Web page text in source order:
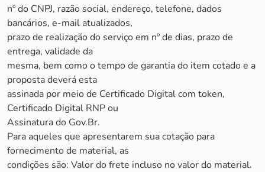
nº do CNPJ, razão social, endereço, telefone, dados
bancários, e-mail atualizados,
prazo de realização do serviço em nº de dias, prazo de
entrega, validade da
mesma, bem como o tempo de garantia do item cotado e a
proposta deverá esta
assinada por meio de Certificado Digital com token,
Certificado Digital RNP ou
Assinatura do Gov.Br.
Para aqueles que apresentarem sua cotação para
fornecimento de material, as
condições são: Valor do frete incluso no valor do material.